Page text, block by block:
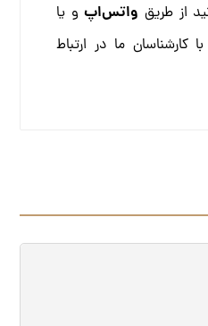
از طریق واتس‌اپو یا
با کارشناسان ما در ارتباط